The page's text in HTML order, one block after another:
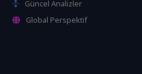
Güncel Analizler
Global Perspektif